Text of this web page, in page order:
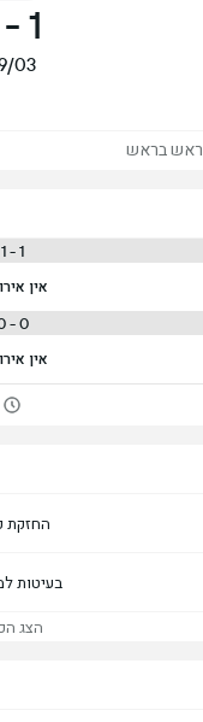
1
-
03
ראש בראש
1 - 1
אין
0 - 0
אין
החזקת
בעיטות
הצג